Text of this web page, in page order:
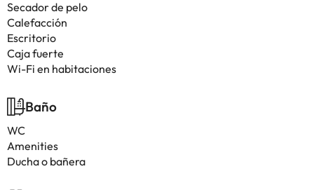
Secador de pelo
Calefacción
Escritorio
Caja fuerte
Wi-Fi en habitaciones
Baño
WC
Amenities
Ducha o bañera